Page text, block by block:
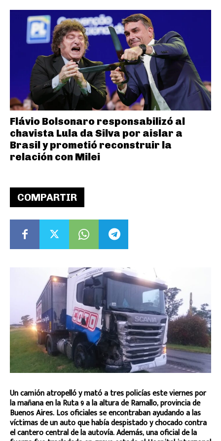
COMPARTIR
Un camión atropelló y mató a tres policías este viernes por
la mañana en la Ruta 9 a la altura de Ramallo, provincia de
Buenos Aires. Los oficiales se encontraban ayudando a las
víctimas de un auto que había despistado y chocado contra
el cantero central de la autovía. Además, una oficial de la
Flávio Bolsonaro responsabilizó al
chavista Lula da Silva por aislar a
Brasil y prometió reconstruir la
relación con Milei